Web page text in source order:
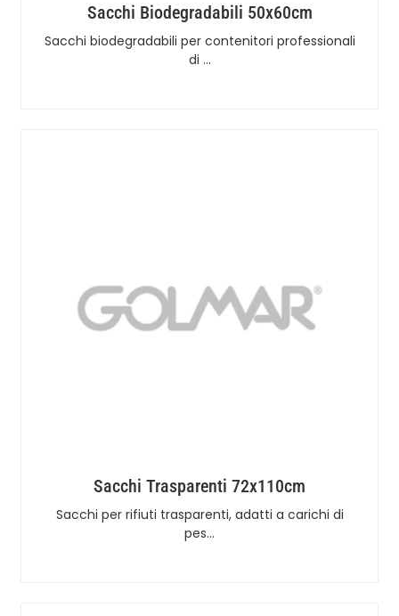
Sacchi Biodegradabili 50x60cm
Sacchi biodegradabili per contenitori professionali
di …
Sacchi Trasparenti 72x110cm
Sacchi per rifiuti trasparenti, adatti a carichi di
pes…